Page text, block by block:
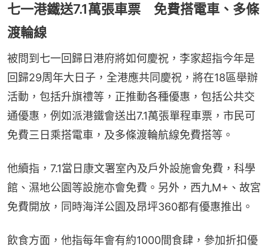
七一港鐵送7.1萬張車票 免費搭電車、多條
渡輪線
被問到七一回歸日港府將如何慶祝，李家超指今年是
回歸29周年大日子，全港應共同慶祝，將在18區舉辦
活動，包括升旗禮等，正推動各種優惠，包括公共交
通優惠，例如派港鐵會送出7.1萬張單程車票，市民可
免費三日乘搭電車，及多條渡輪航線免費搭等。
他續指，7.1當日康文署室內及戶外設施會免費，科學
館、濕地公園等設施亦會免費。另外，西九M+、故宮
免費開放，同時海洋公園及昂坪360都有優惠推出。
飲食方面，他指每年會有約1000間食肆，參加折扣優